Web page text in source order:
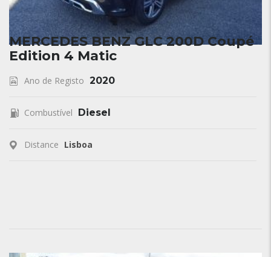
MERCEDES BENZ GLC 200D Coupé
Edition 4 Matic
Ano de Registo 2020
Combustível Diesel
Distance Lisboa